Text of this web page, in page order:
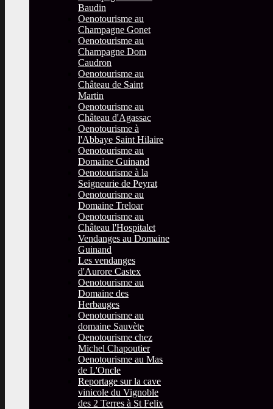
Baudin
Oenotourisme au
Champagne Gonet
Oenotourisme au
Champagne Dom
Caudron
Oenotourisme au
Château de Saint
Martin
Oenotourisme au
Château d'Agassac
Oenotourisme à
l'Abbaye Saint Hilaire
Oenotourisme au
Domaine Guinand
Oenotourisme à la
Seigneurie de Peyrat
Oenotourisme au
Domaine Treloar
Oenotourisme au
Château l'Hospitalet
Vendanges au Domaine
Guinand
Les vendanges
d'Aurore Castex
Oenotourisme au
Domaine des
Herbauges
Oenotourisme au
domaine Sauvète
Oenotourisme chez
Michel Chapoutier
Oenotourisme au Mas
de L'Oncle
Reportage sur la cave
vinicole du Vignoble
des 2 Terres à St Felix